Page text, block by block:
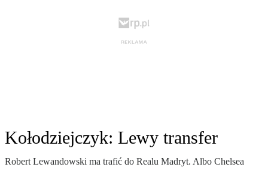
Kołodziejczyk: Lewy transfer
Robert Lewandowski ma trafić do Realu Madryt. Albo Chelsea